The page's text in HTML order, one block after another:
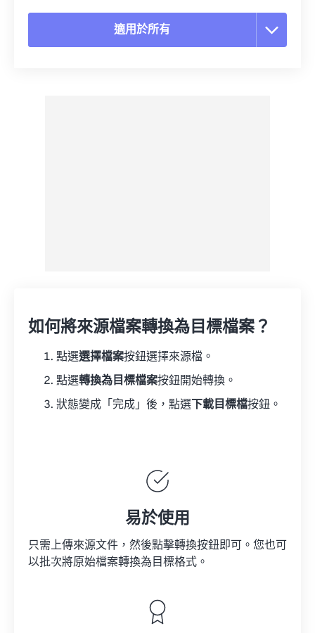
適用於所有
如何將來源檔案轉換為目標檔案？
點選選擇檔案按鈕選擇來源檔。
點選轉換為目標檔案按鈕開始轉換。
狀態變成「完成」後，點選 下載目標檔按鈕。
易於使用
只需上傳來源文件，然後點擊轉換按鈕即可。您也可
以批次將原始檔案轉換為目標格式。